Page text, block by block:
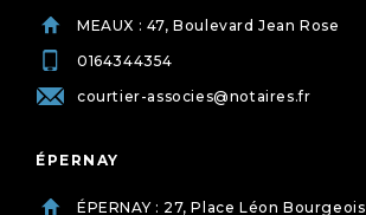
MEAUX : 47, Boulevard Jean Rose
0164344354
courtier-associes@notaires.fr
ÉPERNAY
ÉPERNAY : 27, Place Léon Bourgeois